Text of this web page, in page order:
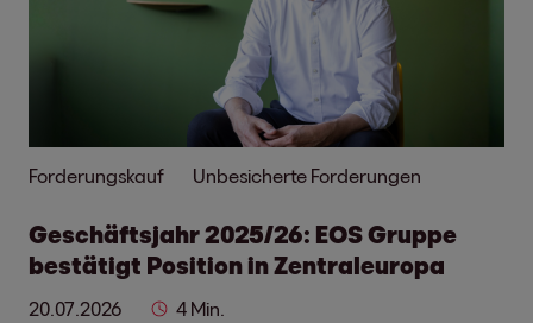
Forderungskauf Unbesicherte Forderungen
Geschäftsjahr 2025/26: EOS Gruppe
bestätigt Position in Zentraleuropa
20.07.2026 4 Min.